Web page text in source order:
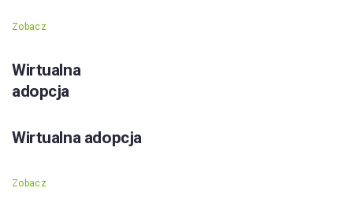
Zobacz
Wirtualna
adopcja
Wirtualna adopcja
Zobacz